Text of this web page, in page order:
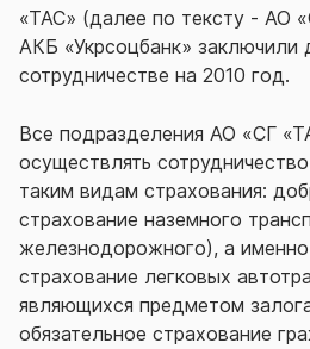
«ТАС» (далее по тексту - АО
АКБ «Укрсоцбанк» заключили
сотрудничестве на 2010 год.
Все подразделения АО «СГ
осуществлять
таким видам страхования:
страхование наземного
железнодорожного), а
страхование легковых
являющихся предметом
обязательное страхование